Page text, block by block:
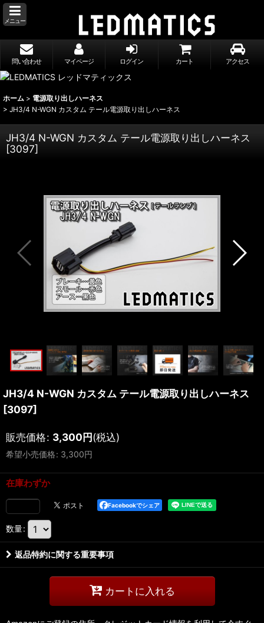
メニュー
問い合わせ マイページ ログイン カート アクセス
ホーム > 電源取り出しハーネス
> JH3/4 N-WGN カスタム テール電源取り出しハーネス
JH3/4 N-WGN カスタム テール電源取り出しハーネス
[3097]
JH3/4 N-WGN カスタム テール電源取り出しハーネス
[3097]
販売価格: 3,300円(税込)
希望小売価格: 3,300円
在庫わずか
Facebookでシェア
数量:
返品特約に関する重要事項
カートに入れる